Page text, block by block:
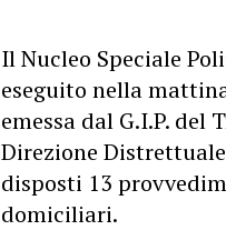
Il Nucleo Speciale
eseguito nella
emessa dal G.I.P.
Direzione
disposti 13
domiciliari.